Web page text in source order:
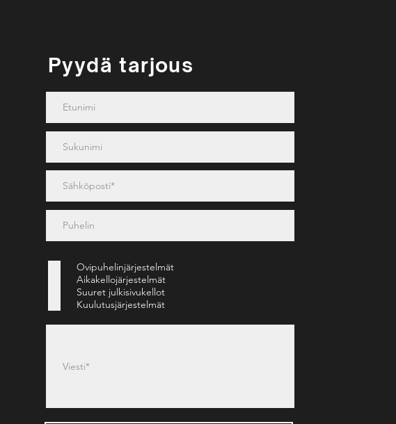
Pyydä tarjous
Ovipuhelinjärjestelmät
Aikakellojärjestelmät
Suuret julkisivukellot
Kuulutusjärjestelmät